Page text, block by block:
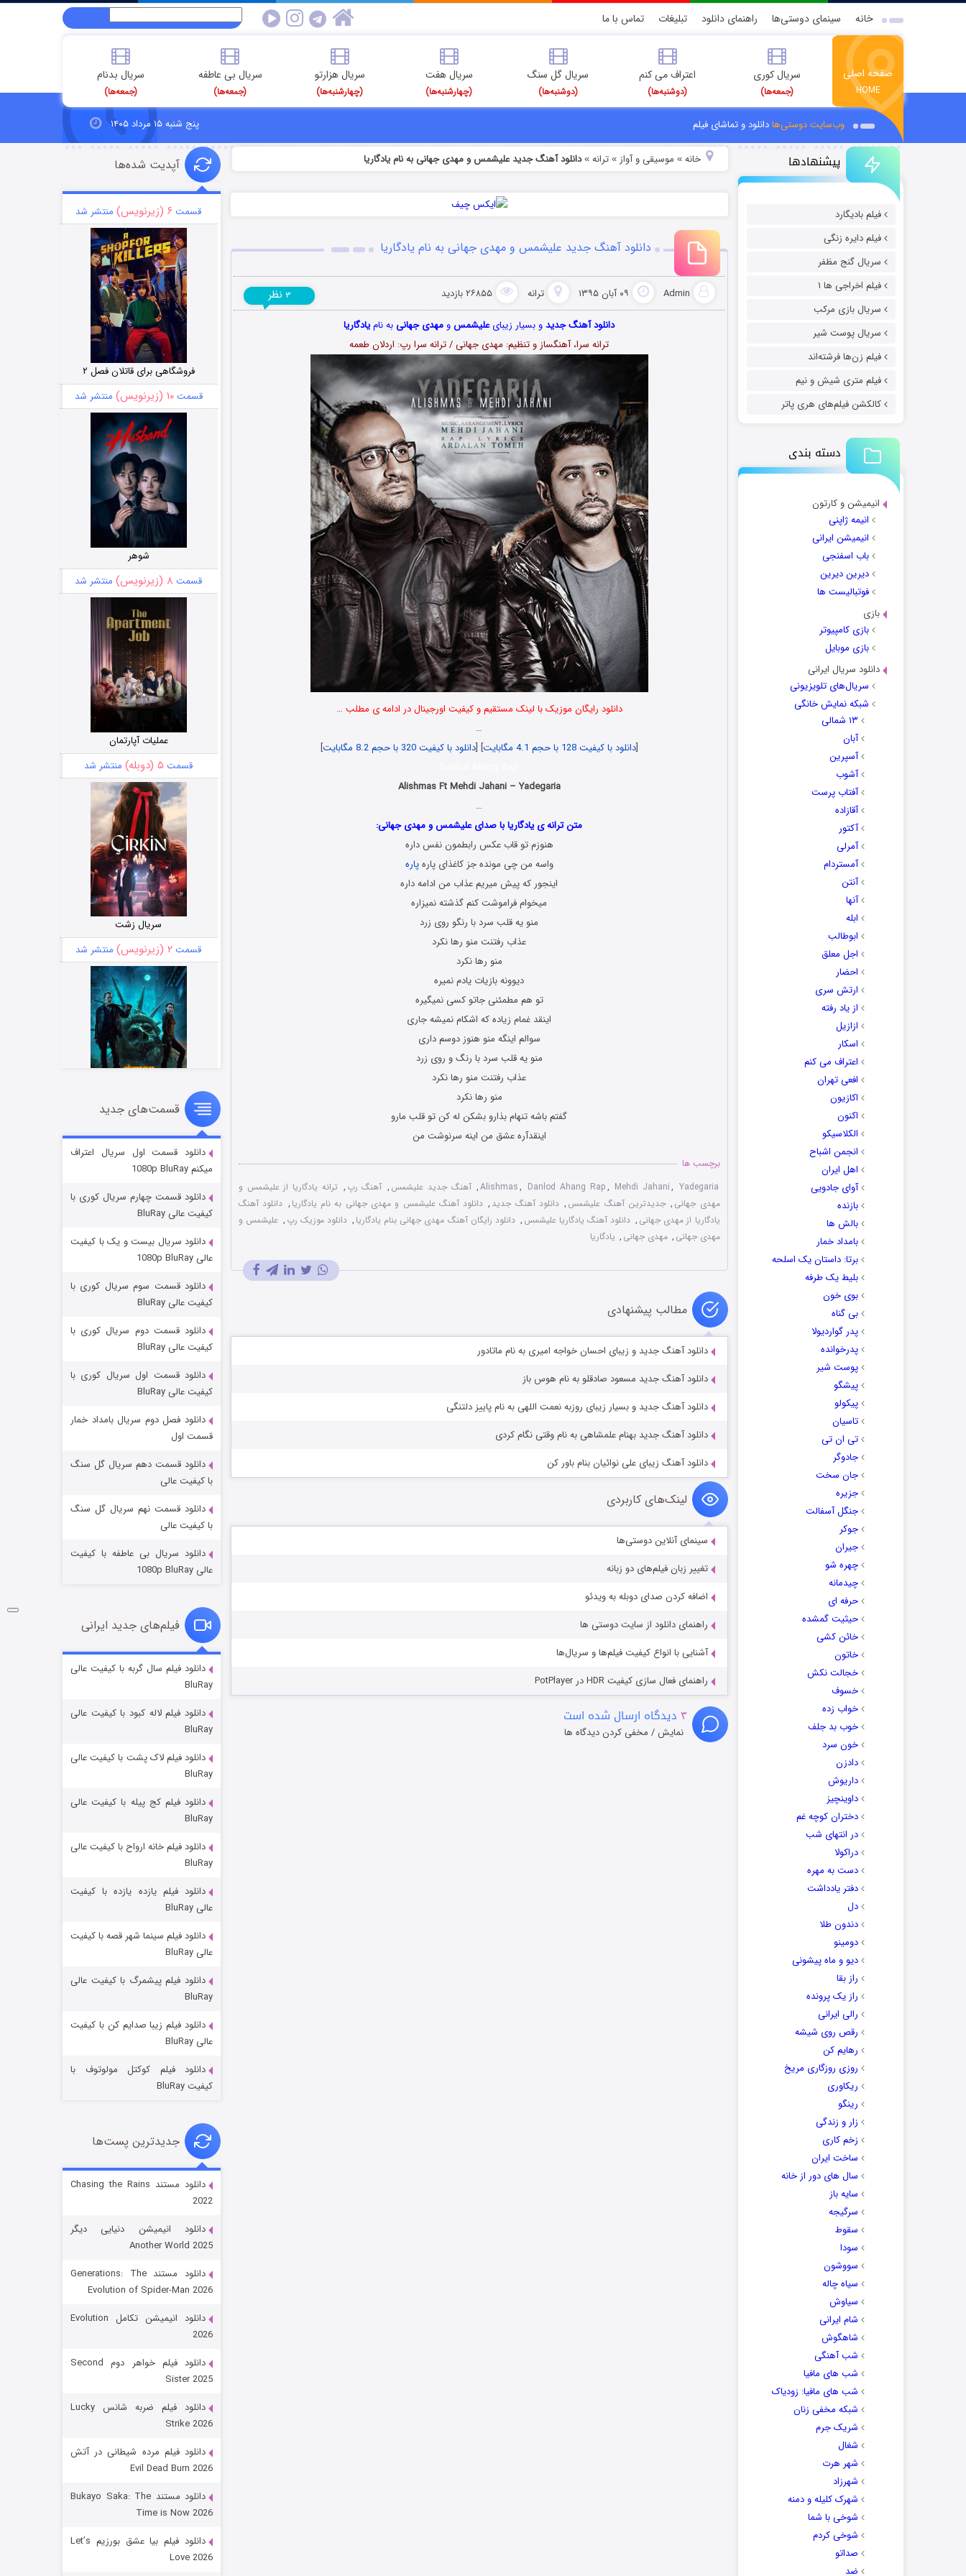
خانه سینمای دوستی‌ها راهنمای دانلود تبلیغات تماس با ما
صفحه اصلی
HOME
سریال کوری
(جمعه‌ها)
اعتراف می کنم
(دوشنبه‌ها)
سریال گل سنگ
(دوشنبه‌ها)
سریال هفت
(چهارشنبه‌ها)
سریال هزارتو
(چهارشنبه‌ها)
سریال بی عاطفه
(جمعه‌ها)
سریال بدنام
(جمعه‌ها)
وب‌سایت دوستی‌هادانلود و تماشای فیلم پنج شنبه ۱۵ مرداد ۱۴۰۵
پیشنهادها
فیلم بادیگارد
فیلم دایره زنگی
سریال گنج مظفر
فیلم اخراجی ها ۱
سریال بازی مرکب
سریال پوست شیر
فیلم زن‌ها فرشته‌اند
فیلم متری شیش و نیم
کالکشن فیلم‌های هری پاتر
دسته بندی
انیمیشن و کارتون
انیمه ژاپنی
انیمیشن ایرانی
باب اسفنجی
دیرین دیرین
فوتبالیست ها
بازی
بازی کامپیوتر
بازی موبایل
دانلود سریال ایرانی
سریال‌های تلویزیونی
شبکه نمایش خانگی
۱۳ شمالی
آبان
آسپرین
آشوب
آفتاب پرست
آقازاده
آکتور
آمرلی
آمستردام
آنتن
آنها
ابله
ابوطالب
اجل معلق
احضار
ارتش سری
از یاد رفته
ازازیل
اسکار
اعتراف می کنم
افعی تهران
اکازیون
اکنون
الکلاسیکو
انجمن اشباح
اهل ایران
آوای جادویی
بازنده
بالش ها
بامداد خمار
برتا: داستان یک اسلحه
بلیط یک‌‌ طرفه
بوی خون
بی گناه
پدر گواردیولا
پدرخوانده
پوست شیر
پیشگو
پیکولو
تاسیان
تی ان تی
جادوگر
جان سخت
جزیره
جنگل آسفالت
جوکر
جیران
چهره شو
چیدمانه
حرفه ای
حیثیت گمشده
خائن کشی
خاتون
خجالت نکش
خسوف
خواب زده
خوب بد جلف
خون سرد
دادزن
داریوش
داوینچیز
دختران کوچه غم
در انتهای شب
دراکولا
دست به مهره
دفتر یادداشت
دل
دندون طلا
دومینو
دیو و ماه پیشونی
راز بقا
راز یک پرونده
رالی ایرانی
رقص روی شیشه
رهایم کن
روزی روزگاری مریخ
ریکاوری
رینگو
زار و زندگی
زخم کاری
ساخت ایران
سال های دور از خانه
سایه باز
سرگیجه
سقوط
سودا
سووشون
سیاه چاله
سیاوش
شام ایرانی
شاهگوش
شب آهنگی
شب های مافیا
شب های مافیا: زودیاک
شبکه مخفی زنان
شریک جرم
شغال
شهر هرت
شهرزاد
شهرک کلیله و دمنه
شوخی با شما
شوخی کردم
صداتو
ضد
خانه» موسیقی و آواز » ترانه»دانلود آهنگ جدید علیشمس و مهدی جهانی به نام یادگاریا
دانلود آهنگ جدید علیشمس و مهدی جهانی به نام یادگاریا
Admin ۰۹ آبان ۱۳۹۵ ترانه ۲۶۸۵۵ بازدید ۳ نظر
دانلود آهنگ جدیدو بسیار زیبایعلیشمسو مهدی جهانیبه نامیادگاریا
ترانه سرا، آهنگساز و تنظیم: مهدی جهانی / ترانه سرا رپ: اردلان طعمه
دانلود رایگان موزیک با لینک مستقیم و کیفیت اورجینال در ادامه ی مطلب …
…
[دانلود با کیفیت 128 با حجم 4.1 مگابایت ] [دانلود با کیفیت 320 با حجم 8.2 مگابایت
]
Alishmas Ft Mehdi Jahani – Yadegaria
…
متن ترانه ی یادگاریا با صدای علیشمس و مهدی جهانی:
هنوزم تو قاب عکس رابطمون نفس داره
واسه من چی مونده جز کاغذای پارهپاره
اینجور که پیش میریم عذاب من ادامه داره
میخوام فراموشت کنم گذشته نمیزاره
منو یه قلب سرد با رنگو روی زرد
عذاب رفتنت منو رها نکرد
منو رها نکرد
دیوونه بازیات یادم نمیره
تو هم مطمئنی جاتو کسی نمیگیره
اینقد غمام زیاده که اشکام نمیشه جاری
سوالم اینگه منو هنوز دوسم داری
منو یه قلب سرد با رنگ و روی زرد
عذاب رفتنت منو رها نکرد
منو رها نکرد
گفتم باشه تنهام بذارو بشکن له کن تو قلب مارو
اینقدآره عشق من اینه سرنوشت من
برچسب ها
Alishmas, Danlod Ahang Rap, Mehdi Jahani, Yadegaria
, آهنگ جدید علیشمس , آهنگ رپ , ترانه یادگاریا از علیشمس و
مهدی جهانی , جدیدترین آهنگ علیشمس , دانلود آهنگ جدید , دانلود آهنگ علیشمس و مهدی جهانی به نام یادگاریا , دانلود آهنگ
یادگاریا از مهدی جهانی , دانلود آهنگ یادگاریا علیشمس , دانلود رایگان آهنگ مهدی جهانی بنام یادگاریا , دانلود موزیک رپ , علیشمس و
مهدی جهانی , مهدی جهانی , یادگاریا
مطالب پیشنهادی
دانلود آهنگ جدید و زیبای احسان خواجه امیری به نام ماتادور
دانلود آهنگ جدید مسعود صادقلو به نام هوس باز
دانلود آهنگ جدید و بسیار زیبای روزبه نعمت اللهی به نام پاییز دلتنگی
دانلود آهنگ جدید بهنام علمشاهی به نام وقتی نگام کردی
دانلود آهنگ زیبای علی نوائیان بنام باور کن
لینک‌های کاربردی
سینمای آنلاین دوستی‌ها
تغییر زبان فیلم‌های دو زبانه
اضافه کردن صدای دوبله به ویدئو
راهنمای دانلود از سایت دوستی ها
آشنایی با انواع کیفیت فیلم‌ها و سریال‌ها
راهنمای فعال سازی کیفیت HDR در PotPlayer
۳ دیدگاه ارسال شده است
نمایش / مخفی کردن دیدگاه ها
آپدیت شده‌ها
قسمت ۶ (زیرنویس) منتشر شد
فروشگاهی برای قاتلان فصل ۲
قسمت۱۰ (زیرنویس) منتشر شد
شوهر
قسمت ۸ (زیرنویس) منتشر شد
عملیات آپارتمان
قسمت ۵ (دوبله) منتشر شد
سریال زشت
قسمت ۲ (زیرنویس) منتشر شد
مردگان متحرک: شهر مرده ۳
قسمت۲ (زیرنویس) منتشر شد
شکست استوارت در نجات جهان
شوگر فصل ۲
قسمت ۷ (زیرنویس) منتشر شد
خاندان اژدها فصل ۳
قسمت
جادوگری در مغولستان
باب اسفنجی فصل ۱۷
قسمت۱۵ (دوبله)
زیرزمین
قسمت
قسمت‌های جدید
دانلود قسمت اول سریال اعتراف
میکنم 1080p BluRay
دانلود قسمت چهارم سریال کوری با
کیفیت عالی BluRay
دانلود سریال بیست و یک با کیفیت
عالی 1080p BluRay
دانلود قسمت سوم سریال کوری با
کیفیت عالی BluRay
دانلود قسمت دوم سریال کوری با
کیفیت عالی BluRay
دانلود قسمت اول سریال کوری با
کیفیت عالی BluRay
دانلود فصل دوم سریال بامداد خمار
قسمت اول
دانلود قسمت دهم سریال گل سنگ
با کیفیت عالی
دانلود قسمت نهم سریال گل سنگ
با کیفیت عالی
دانلود سریال بی عاطفه با کیفیت
عالی 1080p BluRay
فیلم‌های جدید ایرانی
دانلود فیلم سال گربه با کیفیت عالی
BluRay
دانلود فیلم لاله کبود با کیفیت عالی
BluRay
دانلود فیلم لاک پشت با کیفیت عالی
BluRay
دانلود فیلم کج‌ پیله با کیفیت عالی
BluRay
دانلود فیلم خانه ارواح با کیفیت عالی
BluRay
دانلود فیلم یازده یازده با کیفیت
عالی BluRay
دانلود فیلم سینما شهر قصه با کیفیت
عالی BluRay
دانلود فیلم پیشمرگ با کیفیت عالی
BluRay
دانلود فیلم زیبا صدایم کن با کیفیت
عالی BluRay
دانلود فیلم کوکتل مولوتوف با
کیفیت BluRay
جدیدترین پست‌ها
دانلود مستند Chasing the Rains
2022
دانلود انیمیشن دنیایی دیگر
Another World 2025
دانلود مستند Generations: The
Evolution of Spider-Man 2026
دانلود انیمیشن تکامل Evolution
2026
دانلود فیلم خواهر دوم Second
Sister 2025
دانلود فیلم ضربه شانس Lucky
Strike 2026
دانلود فیلم مرده شیطانی در آتش
Evil Dead Burn 2026
دانلود مستند Bukayo Saka: The
Time is Now 2026
دانلود فیلم بیا عشق بورزیم Let’s
Love 2026